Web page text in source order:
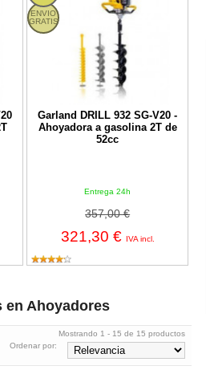
ENVIO
GRATIS
Garland DRILL 932 SG-V20 -
Ahoyadora a gasolina 2T de
52cc
Entrega 24h
357,00 €
321,30 € IVA incl.
en Ahoyadores
Mostrando 1 - 15 de 15 productos
Ordenar por: